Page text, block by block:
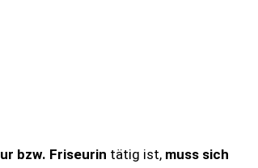
bzw. Friseurin tätig ist, muss sich